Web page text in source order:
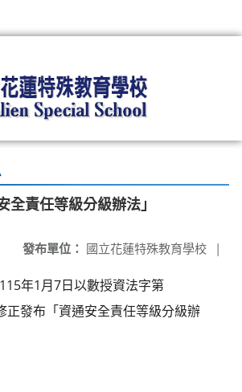
全責任等級分級辦法」
發布單位： 國立花蓮特殊教育學校 |
年1月7日以數授資法字第
正發布「資通安全責任等級分級辦